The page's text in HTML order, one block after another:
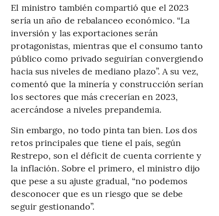
El ministro también compartió que el 2023
sería un año de rebalanceo económico. “La
inversión y las exportaciones serán
protagonistas, mientras que el consumo tanto
público como privado seguirían convergiendo
hacia sus niveles de mediano plazo”. A su vez,
comentó que la minería y construcción serían
los sectores que más crecerían en 2023,
acercándose a niveles prepandemia.
Sin embargo, no todo pinta tan bien. Los dos
retos principales que tiene el país, según
Restrepo, son el déficit de cuenta corriente y
la inflación. Sobre el primero, el ministro dijo
que pese a su ajuste gradual, “no podemos
desconocer que es un riesgo que se debe
seguir gestionando”.